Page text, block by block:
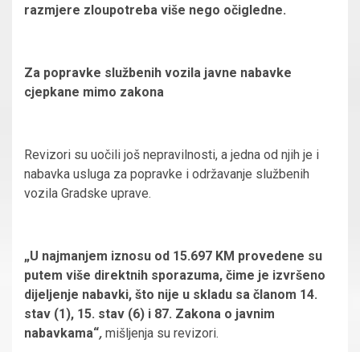
razmjere zloupotreba više nego očigledne.
Za popravke službenih vozila javne nabavke
cjepkane mimo zakona
Revizori su uočili još nepravilnosti, a jedna od njih je i
nabavka usluga za popravke i održavanje službenih
vozila Gradske uprave.
„U najmanjem iznosu od 15.697 KM provedene su
putem više direktnih sporazuma, čime je izvršeno
dijeljenje nabavki, što nije u skladu sa članom 14.
stav (1), 15. stav (6) i 87. Zakona o javnim
nabavkama“, mišljenja su revizori.